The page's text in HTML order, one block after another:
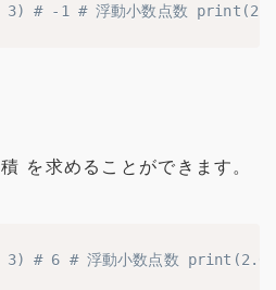
3) # -1 # 浮動小数点数
を求めることができます。
# 6 # 浮動小数点数